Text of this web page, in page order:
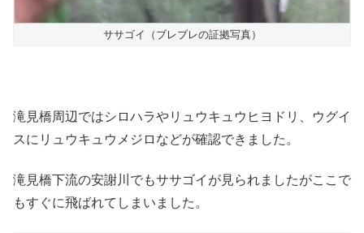
ササゴイ（ブレブレの証拠写真）
滝見橋周辺ではシロハラやリュウキュウヒヨドリ、ウグイ
スにリュウキュウメジロなどが確認できました。
滝見橋下流の安謝川でもササゴイが見られましたがここで
もすぐに飛ばれてしまいました。